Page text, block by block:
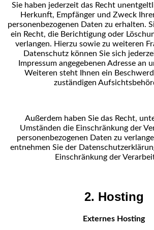
Sie haben jederzeit das Recht
Herkunft, Empfänger und Zweck
personenbezogenen Daten zu erhalten.
ein Recht, die Berichtigung oder
verlangen. Hierzu sowie zu weiteren
Datenschutz können Sie sich
Impressum angegebenen Adresse an
Weiteren steht Ihnen ein
zuständigen
Außerdem haben Sie das Recht,
Umständen die Einschränkung der
personenbezogenen Daten zu
entnehmen Sie der
Einschränkung der
2. Hosting
Externes Hosting